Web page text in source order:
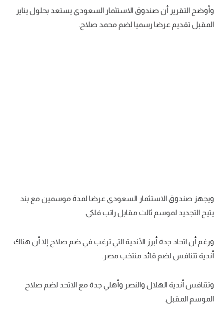
وأوضح التقرير أن صندوق الاستثمار السعودي يستعد بحلول يناير
المقبل تقديم عرضا رسميا لضم محمد صلاح.
ويجهز صندوق الاستثمار السعودي عرضا لمدة موسمين مع بند
يتيح التجديد لموسم ثالث مقابل راتب فلكي.
ورغم أن اتحاد جدة أبرز الأندية التي ترغب في ضم صلاح إلا أن هناك
أندية تتنافس لضم قائد منتخب مصر.
وتتنافس أندية الهلال والنصر وأهلي جدة مع الاتحد لضم صلاح
الموسم المقبل.